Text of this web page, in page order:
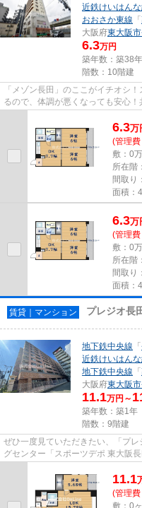
近鉄けいはん
おおさか東線 「
大阪府東大阪市
6.3万円
築年数：築38
階数：10階建
「メゾン長田」のここがイチオシ
るので、体調が悪くなっても安心！
どが備わっておりとても充実...
6.3万
(管理
敷：0
所在階
間取り
面積：
6.3万
(管理
敷：0
所在階
間取り
面積：
賃貸｜マンション プレジオ長
地下鉄中央線 「
近鉄けいはん
地下鉄中央線 「
大阪府東大阪市
11.1万円～
築年数：築1年
階数：9階建
ぜひ一度見ていただきたい、「プ
グセンター「スポーツデポ 東大阪
レベータ・敷地内ごみ置き場...
11.1
(管理
敷：0